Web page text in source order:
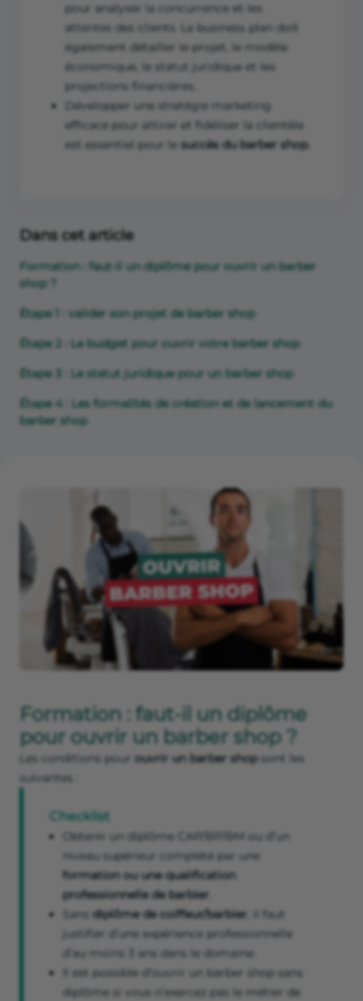
pour analyser la concurrence et les
attentes des clients. Le business plan doit
également détailler le projet, le modèle
économique, le statut juridique et les
projections financières.
Développer une stratégie marketing
efficace pour attirer et fidéliser la clientèle
est essentiel pour le succès du barber shop.
Dans cet article
Formation : faut-il un diplôme pour ouvrir un barber
shop ?
Étape 1 : valider son projet de barber shop
Étape 2 : Le budget pour ouvrir votre barber shop
Étape 3 : Le statut juridique pour un barber shop
Étape 4 : Les formalités de création et de lancement du
barber shop
Formation : faut-il un diplôme
pour ouvrir un barber shop ?
Les conditions pour ouvrir un barber shopsont les
suivantes :
Checklist
Obtenir un diplôme CAP/BP/BM ou d’un
niveau supérieur complété par une
formation ou une qualification
professionnelle de barbier
Sans diplôme de coiffeur/barbier , il faut
justifier d’une expérience professionnelle
d’au moins 3 ans dans le domaine.
Il est possible d’ouvrir un barber shop sans
diplôme si vous n’exercez pas le métier de